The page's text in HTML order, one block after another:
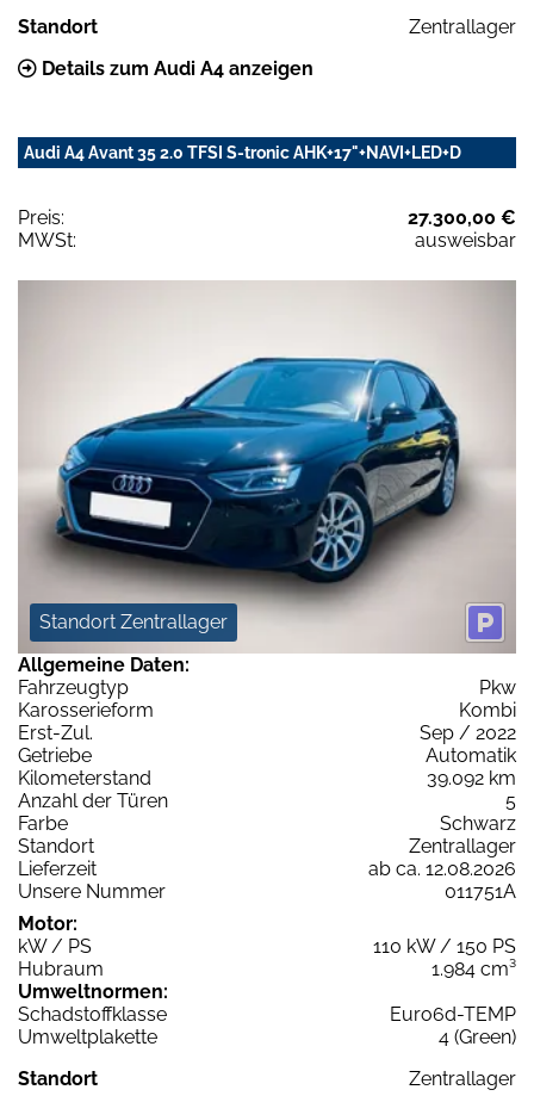
Standort
Zentrallager
Details zum Audi A4 anzeigen
Audi A4 Avant 35 2.0 TFSI S-tronic AHK+17"+NAVI+LED+D
Preis:
27.300,00 €
MWSt:
ausweisbar
Standort Zentrallager
Allgemeine Daten:
Fahrzeugtyp
Pkw
Karosserieform
Kombi
Erst-Zul.
Sep / 2022
Getriebe
Automatik
Kilometerstand
39.092 km
Anzahl der Türen
5
Farbe
Schwarz
Standort
Zentrallager
Lieferzeit
ab ca. 12.08.2026
Unsere Nummer
011751A
Motor:
kW / PS
110 kW / 150 PS
Hubraum
1.984 cm³
Umweltnormen:
Schadstoffklasse
Euro6d-TEMP
Umweltplakette
4 (Green)
Standort
Zentrallager